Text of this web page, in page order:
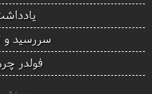
سررسید و
فولدر